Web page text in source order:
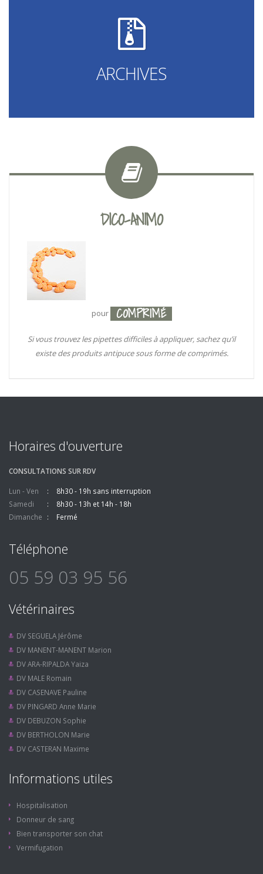
ARCHIVES
DICO-ANIMO
pour COMPRIMÉ
Si vous trouvez les pipettes difficiles à appliquer, sachez qu’il
existe des produits antipuce sous forme de comprimés.
Horaires d'ouverture
CONSULTATIONS SUR RDV
Lun - Ven
8h30 - 19h sans interruption
Samedi
8h30 - 13h et 14h - 18h
Dimanche
Fermé
Téléphone
05 59 03 95 56
Vétérinaires
DV SEGUELA Jérôme
DV MANENT-MANENT Marion
DV ARA-RIPALDA Yaiza
DV MALE Romain
DV CASENAVE Pauline
DV PINGARD Anne Marie
DV DEBUZON Sophie
DV BERTHOLON Marie
DV CASTERAN Maxime
Informations utiles
Hospitalisation
Donneur de sang
Bien transporter son chat
Vermifugation